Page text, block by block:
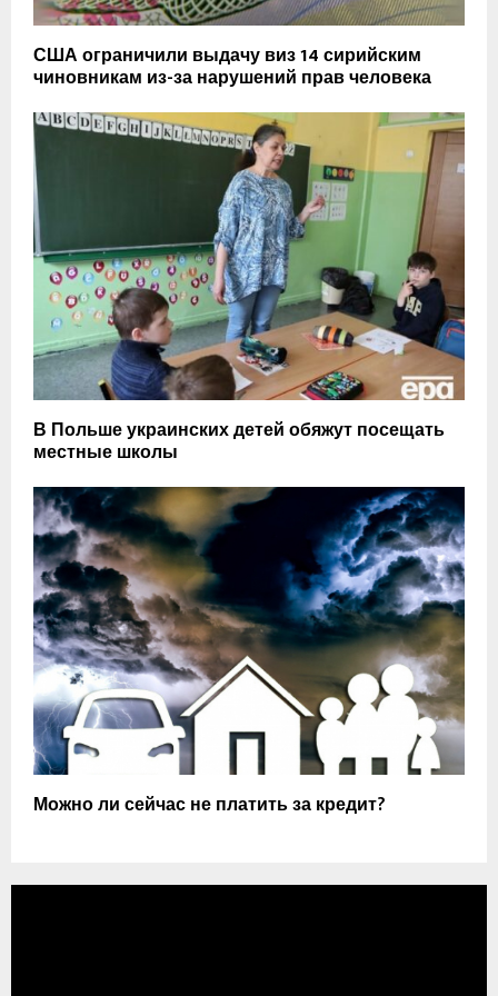
США ограничили выдачу виз 14 сирийским
чиновникам из-за нарушений прав человека
В Польше украинских детей обяжут посещать
местные школы
Можно ли сейчас не платить за кредит?